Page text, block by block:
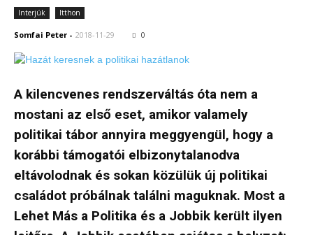
Interjúk Itthon
Somfai Peter - 2018-11-29 0
A kilencvenes rendszerváltás óta nem a
mostani az első eset, amikor valamely
politikai tábor annyira meggyengül, hogy a
korábbi támogatói elbizonytalanodva
eltávolodnak és sokan közülük új politikai
családot próbálnak találni maguknak. Most a
Lehet Más a Politika és a Jobbik került ilyen